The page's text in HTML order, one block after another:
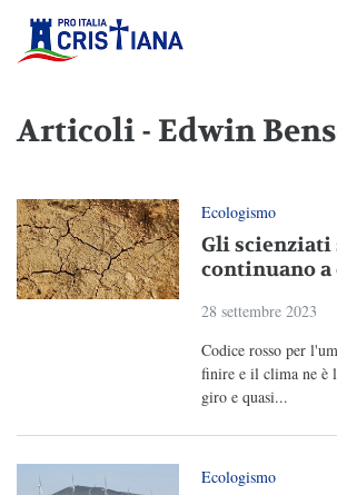
Articoli - Edwin
Ecologismo
Gli
continuano a
28 settembre 2023
Codice rosso per
finire e il clima ne è
giro e quasi...
Ecologismo